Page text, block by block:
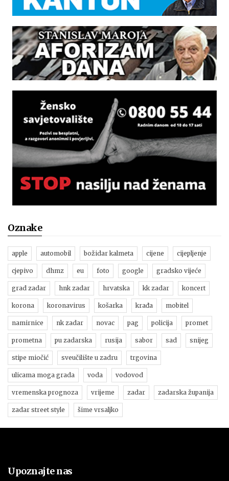
Oznake
apple automobil božidar kalmeta cijene cijepljenje
cjepivo dhmz eu foto google gradsko vijeće
grad zadar hnk zadar hrvatska kk zadar koncert
korona koronavirus košarka krađa mobitel
namirnice nk zadar novac pag policija promet
prometna pu zadarska rusija sabor sad snijeg
stipe miočić sveučilište u zadru trgovina
ulicama moga grada voda vodovod
vremenska prognoza vrijeme zadar zadarska županija
zadar street style šime vrsaljko
Upoznajte nas